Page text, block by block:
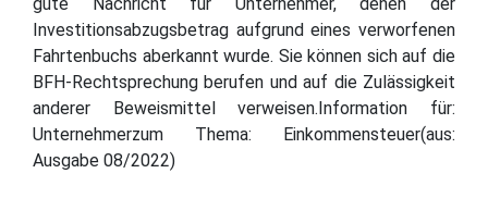
Investitionsabzugsbetrag aufgrund eines verworfenen
Fahrtenbuchs aberkannt wurde. Sie können sich auf die
BFH-Rechtsprechung berufen und auf die Zulässigkeit
anderer Beweismittel verweisen.Information für:
Unternehmerzum Thema: Einkommensteuer(aus:
Ausgabe 08/2022)